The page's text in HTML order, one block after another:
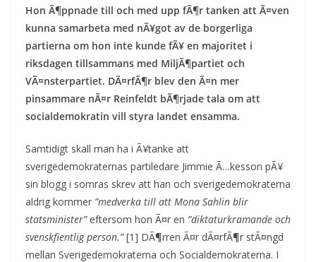
Hon Ã¶ppnade till och med upp fÃ¶r tanken att Ã¤ven
kunna samarbeta med nÃ¥got av de borgerliga
partierna om hon inte kunde fÃ¥ en majoritet i
riksdagen tillsammans med MiljÃ¶partiet och
VÃ¤nsterpartiet. DÃ¤rfÃ¶r blev den Ã¤n mer
pinsammare nÃ¤r Reinfeldt bÃ¶rjade tala om att
socialdemokratin vill styra landet ensamma.
Samtidigt skall man ha i Ã¥tanke att
sverigedemokraternas partiledare Jimmie Ã…kesson pÃ¥
sin blogg i somras skrev att han och sverigedemokraterna
aldrig kommer ”medverka till att Mona Sahlin blir
statsminister”eftersom hon Ã¤r en ”diktaturkramande och
svenskfientlig person.”[1] DÃ¶rren Ã¤r dÃ¤rfÃ¶r stÃ¤ngd
mellan Sverigedemokraterna och Socialdemokraterna. I